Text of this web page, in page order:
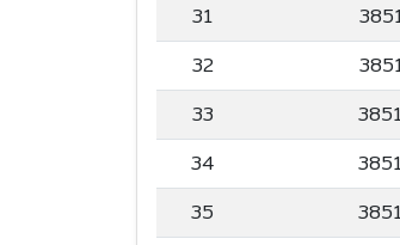
31
32
33
34
35